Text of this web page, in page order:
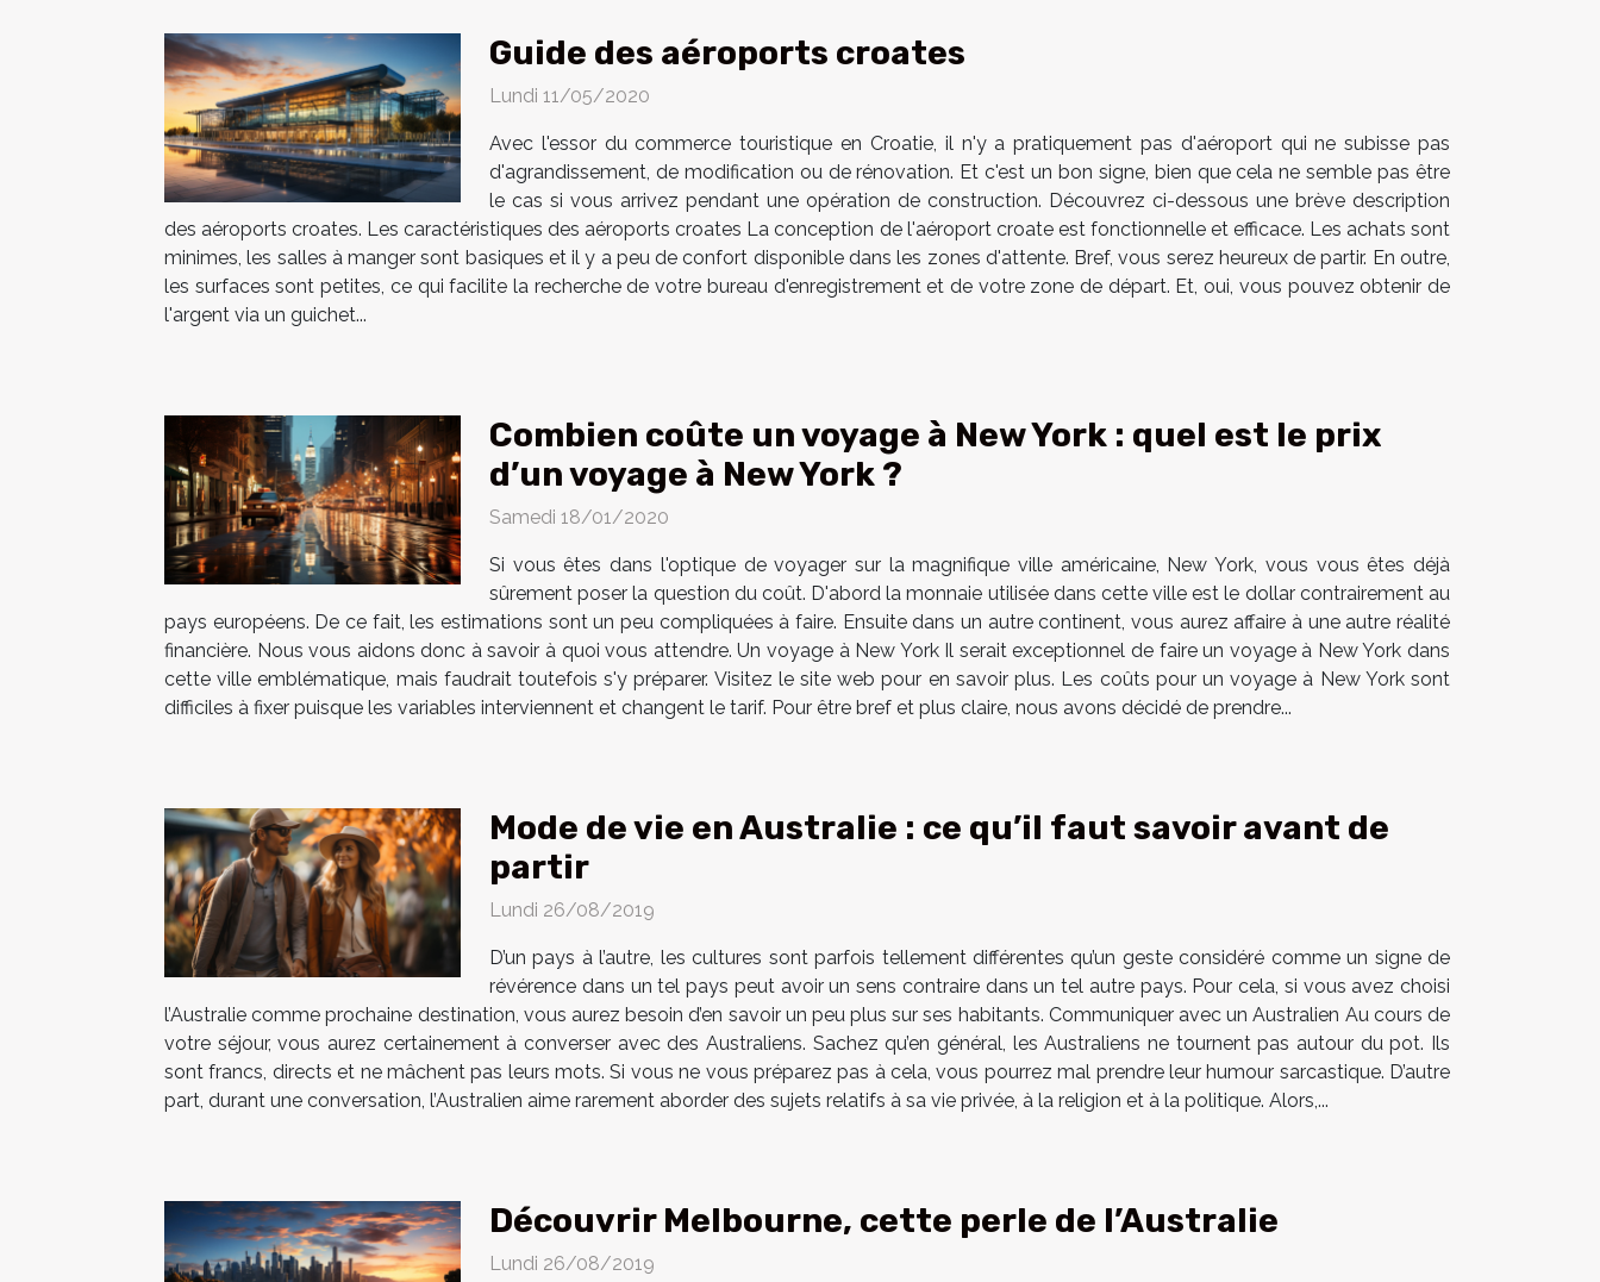
Guide des aéroports croates
Lundi 11/05/2020
Avec l'essor du commerce touristique en Croatie, il n'y a pratiquement pas d'aéroport qui ne subisse pas
d'agrandissement, de modification ou de rénovation. Et c'est un bon signe, bien que cela ne semble pas être
le cas si vous arrivez pendant une opération de construction. Découvrez ci-dessous une brève description
des aéroports croates. Les caractéristiques des aéroports croates La conception de l'aéroport croate est fonctionnelle et efficace. Les achats sont
minimes, les salles à manger sont basiques et il y a peu de confort disponible dans les zones d'attente. Bref, vous serez heureux de partir. En outre,
les surfaces sont petites, ce qui facilite la recherche de votre bureau d'enregistrement et de votre zone de départ. Et, oui, vous pouvez obtenir de
l'argent via un guichet...
Combien coûte un voyage à New York : quel est le prix
d’un voyage à New York ?
Samedi 18/01/2020
Si vous êtes dans l'optique de voyager sur la magnifique ville américaine, New York, vous vous êtes déjà
sûrement poser la question du coût. D'abord la monnaie utilisée dans cette ville est le dollar contrairement au
pays européens. De ce fait, les estimations sont un peu compliquées à faire. Ensuite dans un autre continent, vous aurez affaire à une autre réalité
financière. Nous vous aidons donc à savoir à quoi vous attendre. Un voyage à New York Il serait exceptionnel de faire un voyage à New York dans
cette ville emblématique, mais faudrait toutefois s'y préparer. Visitez le site web pour en savoir plus. Les coûts pour un voyage à New York sont
difficiles à fixer puisque les variables interviennent et changent le tarif. Pour être bref et plus claire, nous avons décidé de prendre...
Mode de vie en Australie : ce qu’il faut savoir avant de
partir
Lundi 26/08/2019
D’un pays à l’autre, les cultures sont parfois tellement différentes qu’un geste considéré comme un signe de
révérence dans un tel pays peut avoir un sens contraire dans un tel autre pays. Pour cela, si vous avez choisi
l’Australie comme prochaine destination, vous aurez besoin d’en savoir un peu plus sur ses habitants. Communiquer avec un Australien Au cours de
votre séjour, vous aurez certainement à converser avec des Australiens. Sachez qu’en général, les Australiens ne tournent pas autour du pot. Ils
sont francs, directs et ne mâchent pas leurs mots. Si vous ne vous préparez pas à cela, vous pourrez mal prendre leur humour sarcastique. D’autre
part, durant une conversation, l’Australien aime rarement aborder des sujets relatifs à sa vie privée, à la religion et à la politique. Alors,...
Découvrir Melbourne, cette perle de l’Australie
Lundi 26/08/2019